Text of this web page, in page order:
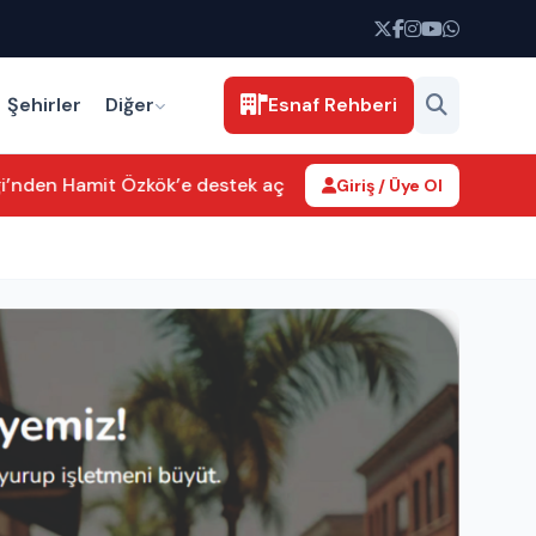
Şehirler Diğer Esnaf Rehberi
Hamit Özkök’e destek açıklaması Yaşar Sarıkaya’nın
Giriş / Üye Ol